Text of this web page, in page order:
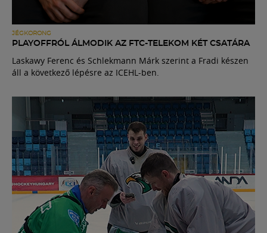
JÉGKORONG
PLAYOFFRÓL ÁLMODIK AZ FTC-TELEKOM KÉT CSATÁRA
Laskawy Ferenc és Schlekmann Márk szerint a Fradi készen
áll a következő lépésre az ICEHL-ben.